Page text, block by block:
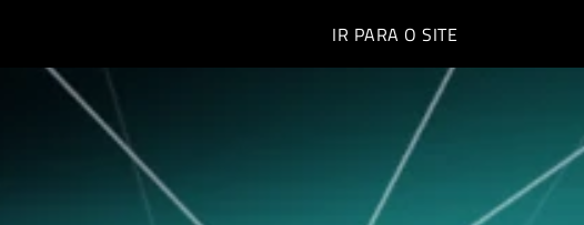
IR PARA O SITE